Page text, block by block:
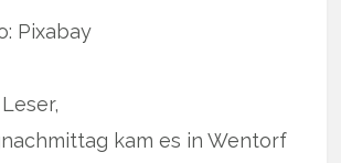
Pixabay
kam es in Wentorf